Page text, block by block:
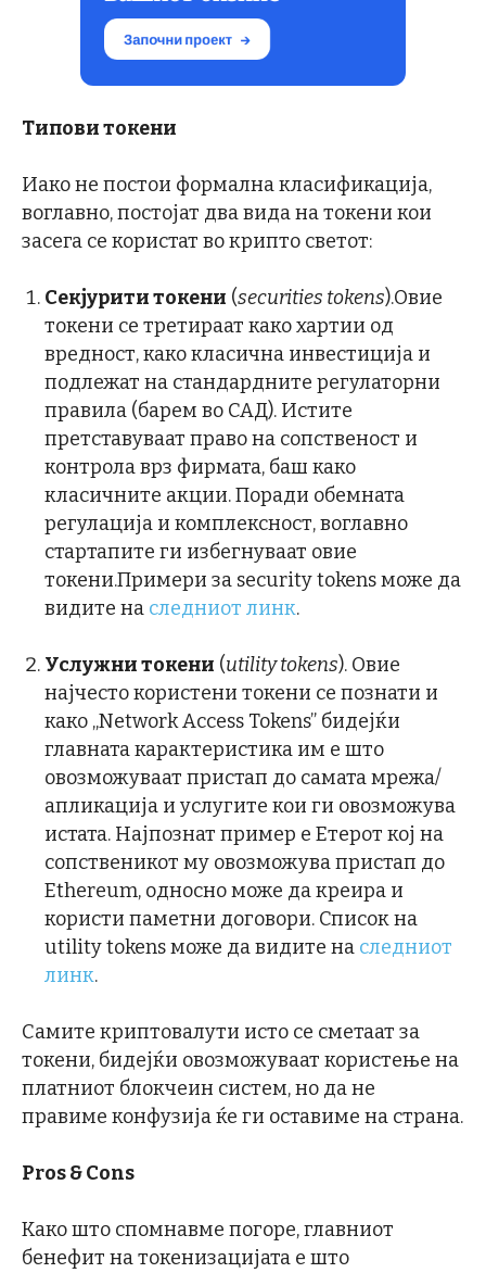
Типови токени
Иако не постои формална класификација,
воглавно, постојат два вида на токени кои
засега се користат во крипто светот:
Секјурити токени (securities tokens).Овие
токени се третираат како хартии од
вредност, како класична инвестиција и
подлежат на стандардните регулаторни
правила (барем во САД). Истите
претставуваат право на сопственост и
контрола врз фирмата, баш како
класичните акции. Поради обемната
регулација и комплексност, воглавно
стартапите ги избегнуваат овие
токени.Примери за security tokens може да
видите на следниот линк.
Услужни токени (utility tokens). Овие
најчесто користени токени се познати и
како „Network Access Tokens” бидејќи
главната карактеристика им е што
овозможуваат пристап до самата мрежа/
апликација и услугите кои ги овозможува
истата. Најпознат пример е Етерот кој на
сопственикот му овозможува пристап до
Ethereum, односно може да креира и
користи паметни договори. Список на
utility tokens може да видите на следниот
линк.
Самите криптовалути исто се сметаат за
токени, бидејќи овозможуваат користење на
платниот блокчеин систем, но да не
правиме конфузија ќе ги оставиме на страна.
Pros & Cons
Како што спомнавме погоре, главниот
бенефит на токенизацијата е што